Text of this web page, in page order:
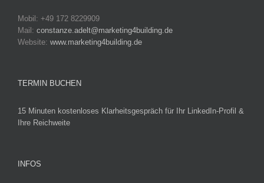
Mobil: +49 172 8229909
Mail: constanze.adelt@marketing4building.de
Website: www.marketing4building.de
TERMIN BUCHEN
15 Minuten kostenloses Klarheitsgespräch für Ihr LinkedIn-Profil &
Ihre Reichweite
INFOS